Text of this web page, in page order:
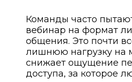
Команды часто
вебинар на формат
общения. Это почти
лишнюю нагрузку на
снижает ощущение
доступа, за которое